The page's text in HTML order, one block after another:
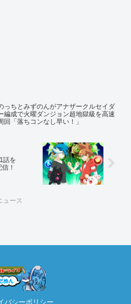
っちとみずのんがアナザークルセイダ
編成で火曜ダンジョン超地獄級を高速
回「落ちコンなし早い！」
話を
！
ュース
バシーポリシー